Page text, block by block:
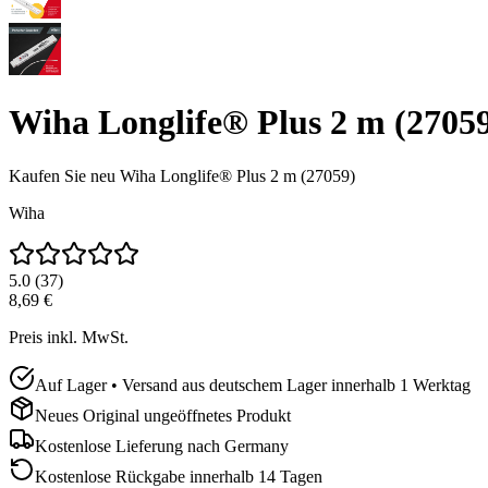
Wiha Longlife® Plus 2 m
Kaufen Sie neu Wiha Longlife® Plus 2 m (27059)
Wiha
5.0 (37)
8,69 €
Preis inkl. MwSt.
Auf Lager • Versand aus deutschem Lager innerhalb 1 Werktag
Neues Original ungeöffnetes Produkt
Kostenlose Lieferung nach Germany
Kostenlose Rückgabe innerhalb 14 Tagen